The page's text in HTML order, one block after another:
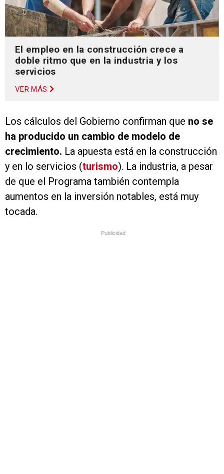
El empleo en la construcción crece a
doble ritmo que en la industria y los
servicios
VER MÁS
Los cálculos del Gobierno confirman que no se
ha producido un cambio de modelo de
crecimiento. La apuesta está en la construcción
y en lo servicios (turismo). La industria, a pesar
de que el Programa también contempla
aumentos en la inversión notables, está muy
tocada.
Publicidad